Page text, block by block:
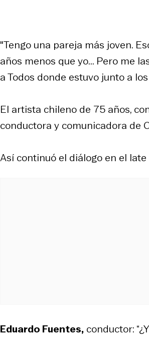
"Tengo una pareja más joven.
años menos que yo... Pero me
a Todos donde estuvo junto a
El artista chileno de 75 años,
conductora y comunicadora de
Así continuó el diálogo en el late
Eduardo Fuentes, conductor: